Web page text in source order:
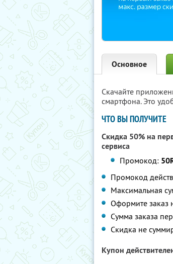
Основное
Скачайте
смартфона. Это
ЧТО ВЫ ПОЛУЧИТЕ
Скидка 50% на
сервиса
Промокод:
Промокод
Максимальная
Оформите заказ
Сумма заказа
Скидка не
Купон